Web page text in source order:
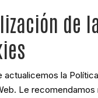
de
actualicemos la
Le recomendamos